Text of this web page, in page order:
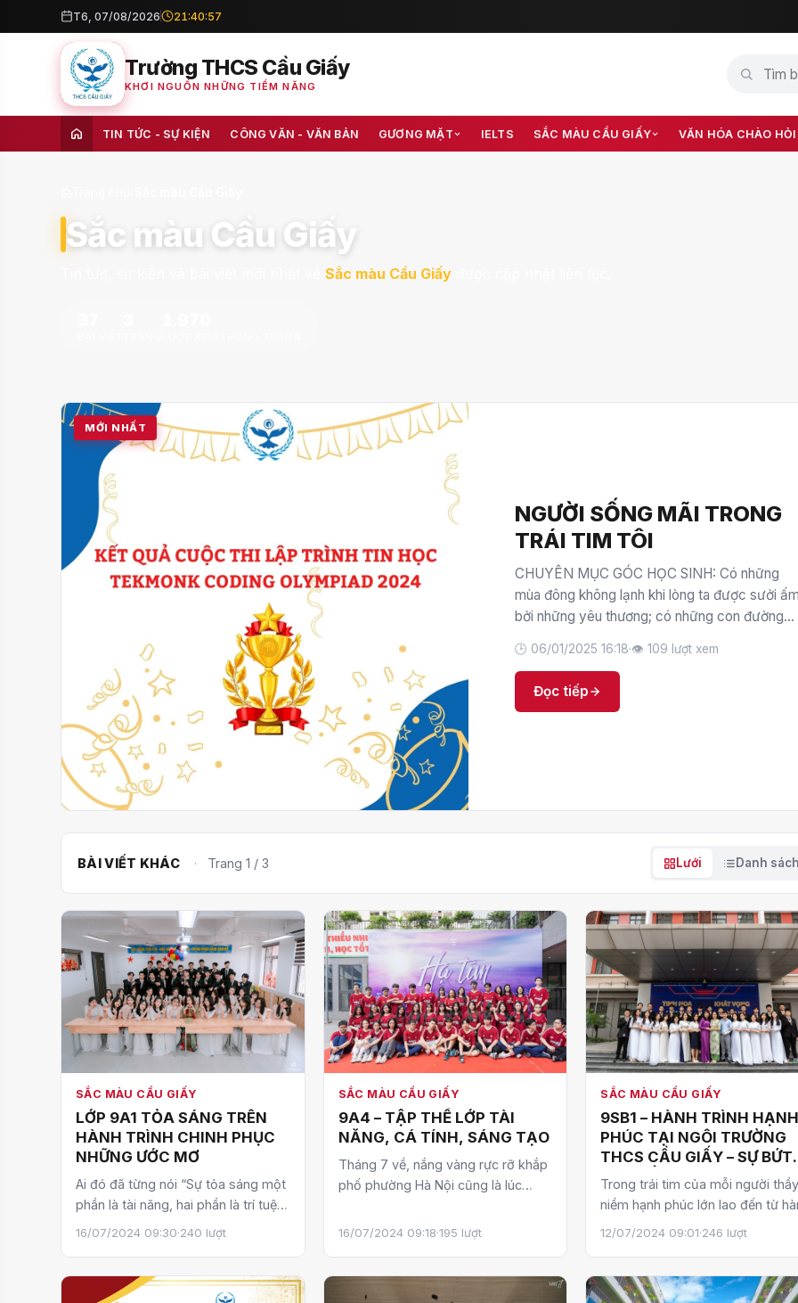
T6, 07/08/2026 21:40:58
Trường THCS Cầu Giấy
KHƠI NGUỒN NHỮNG TIỀM NĂNG
TIN TỨC - SỰ KIỆN CÔNG VĂN - VĂN BẢN GƯƠNG MẶT IELTS SẮC MÀU CẦU GIẤY VĂN HÓA CHÀO HỎI
Sắc màu Cầu Giấy
Sắc màu Cầu Giấy
MỚI NHẤT
NGƯỜI SỐNG MÃI TRONG
TRÁI TIM TÔI
CHUYÊN MỤC GÓC HỌC SINH: Có những
mùa đông không lạnh khi lòng ta được sưởi ấm
bởi những yêu thương; có những con đường
áp dõi theo; có những thiếu khuyết được phủ
đầy bởi những bao dung… Hãy sưởi ấm bằng
đốm […]
🕒 06/01/2025 16:18·👁 109 lượt xem
Đọc tiếp
BÀI VIẾT KHÁC · Trang 1 / 3 Lưới Danh sách
SẮC MÀU CẦU GIẤY
LỚP 9A1 TỎA SÁNG TRÊN
HÀNH TRÌNH CHINH PHỤC
NHỮNG ƯỚC MƠ
Ai đó đã từng nói “Sự tỏa sáng một
phần là tài năng, hai phần là trí tuệ,
và ba phần là đam mê”. Thật vậy,
16/07/2024 09:30·240 lượt
SẮC MÀU CẦU GIẤY
9A4 – TẬP THỂ LỚP TÀI
NĂNG, CÁ TÍNH, SÁNG TẠO
Tháng 7 về, nắng vàng rực rỡ khắp
phố phường Hà Nội cũng là lúc
đón chào những “…
16/07/2024 09:18·195 lượt
SẮC MÀU CẦU GIẤY
9SB1 – HÀNH TRÌNH HẠNH
PHÚC TẠI NGÔI TRƯỜNG
THCS CẦU GIẤY – SỰ BỨT
PHÁ ĐỂ THÀNH CÔNG: 100
% HỌC SINH ĐỖ CHUYÊN
VÀ SONG BẰNG TÚ TÀI
TRONG KÌ THI VÀO LỚP 10
THPT CHUYÊN NĂM HỌC
2024-2025
Trong trái tim của mỗi người thầy,
niềm hạnh phúc lớn lao đến từ
trình gieo hạt để có những mùa
12/07/2024 09:01·246 lượt